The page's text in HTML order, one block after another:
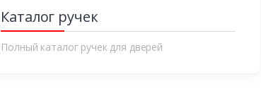
Каталог ручек
Полный каталог ручек для дверей